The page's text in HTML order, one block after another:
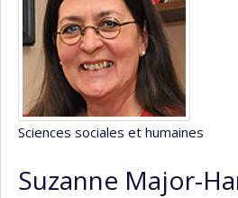
Sciences sociales et humaines
Suzanne Major-